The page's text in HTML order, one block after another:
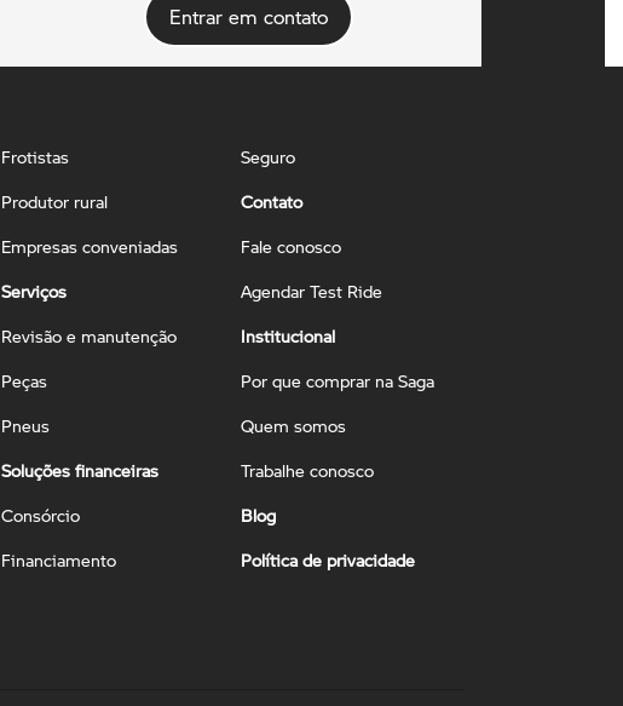
Entrar em contato
Frotistas
Produtor rural
Empresas conveniadas
Serviços
Revisão e manutenção
Peças
Pneus
Soluções financeiras
Consórcio
Financiamento
Seguro
Contato
Fale conosco
Agendar Test Ride
Institucional
Por que comprar na Saga
Quem somos
Trabalhe conosco
Blog
Política de privacidade